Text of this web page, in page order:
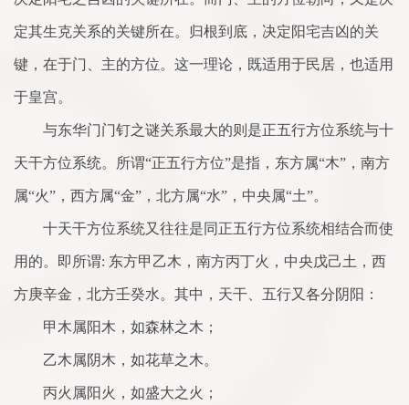
定其生克关系的关键所在。归根到底，决定阳宅吉凶的关
键，在于门、主的方位。这一理论，既适用于民居，也适用
于皇宫。
与东华门门钉之谜关系最大的则是正五行方位系统与十
天干方位系统。所谓“正五行方位”是指，东方属“木”，南方
属“火”，西方属“金”，北方属“水”，中央属“土”。
十天干方位系统又往往是同正五行方位系统相结合而使
用的。即所谓: 东方甲乙木，南方丙丁火，中央戊己土，西
方庚辛金，北方壬癸水。其中，天干、五行又各分阴阳：
甲木属阳木，如森林之木；
乙木属阴木，如花草之木。
丙火属阳火，如盛大之火；